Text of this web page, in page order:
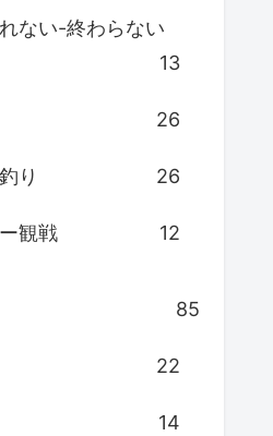
ない-終わらない
13
26
り 26
観戦 12
85
22
14